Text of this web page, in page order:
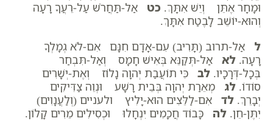
וּמָחָר אֶתֵּן וְיֵשׁ אִתָּךְ. כט אַל-תַּחֲרֹשׁ עַל-רֵעֲךָ רָעָה
וְהוּא-יוֹשֵׁב לָבֶטַח אִתָּךְ.
ל אַל-תרוב (תָּרִיב) עִם-אָדָם חִנָּם אִם-לֹא גְמָלְךָ
רָעָה. לא אַל-תְּקַנֵּא בְּאִישׁ חָמָס וְאַל-תִּבְחַר
בְּכָל-דְּרָכָיו. לב כִּי תוֹעֲבַת יְהוָה נָלוֹז וְאֶת-יְשָׁרִים
סוֹדוֹ. לג מְאֵרַת יְהוָה בְּבֵית רָשָׁע וּנְוֵה צַדִּיקִים
יְבָרֵךְ. לד אִם-לַלֵּצִים הוּא-יָלִיץ ולעניים (וְלַעֲנָוִים)
יִתֶּן-חֵן. לה כָּבוֹד חֲכָמִים יִנְחָלוּ וּכְסִילִים מֵרִים קָלוֹן.